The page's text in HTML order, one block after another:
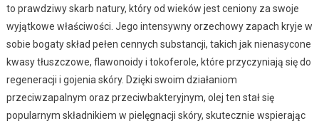
to prawdziwy skarb natury, który od wieków jest ceniony za swoje
wyjątkowe właściwości. Jego intensywny orzechowy zapach kryje w
sobie bogaty skład pełen cennych substancji, takich jak nienasycone
kwasy tłuszczowe, flawonoidy i tokoferole, które przyczyniają się do
regeneracji i gojenia skóry. Dzięki swoim działaniom
przeciwzapalnym oraz przeciwbakteryjnym, olej ten stał się
popularnym składnikiem w pielęgnacji skóry, skutecznie wspierając